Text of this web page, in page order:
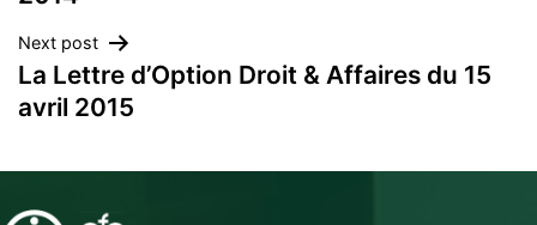
l’article
Next post
La Lettre d’Option Droit & Affaires du 15
avril 2015